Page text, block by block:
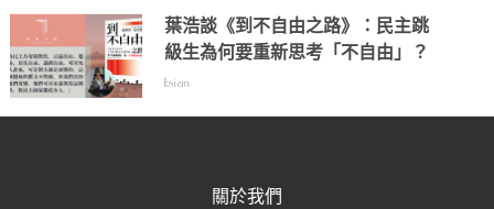
葉浩談《到不自由之路》：民主跳
級生為何要重新思考「不自由」？
ksiem
關於我們